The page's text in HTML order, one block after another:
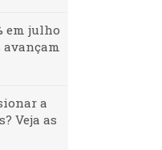
em julho
avançam
a
Veja as